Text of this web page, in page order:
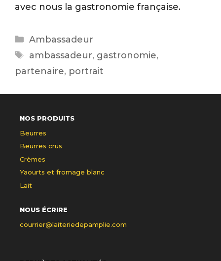
avec nous la gastronomie française.
Catégories
Ambassadeur
Étiquettes
ambassadeur, gastronomie,
partenaire, portrait
NOS PRODUITS
Beurres
Beurres crus
Crèmes
Yaourts et fromage blanc
Lait
NOUS ÉCRIRE
courrier@laiteriedepamplie.com